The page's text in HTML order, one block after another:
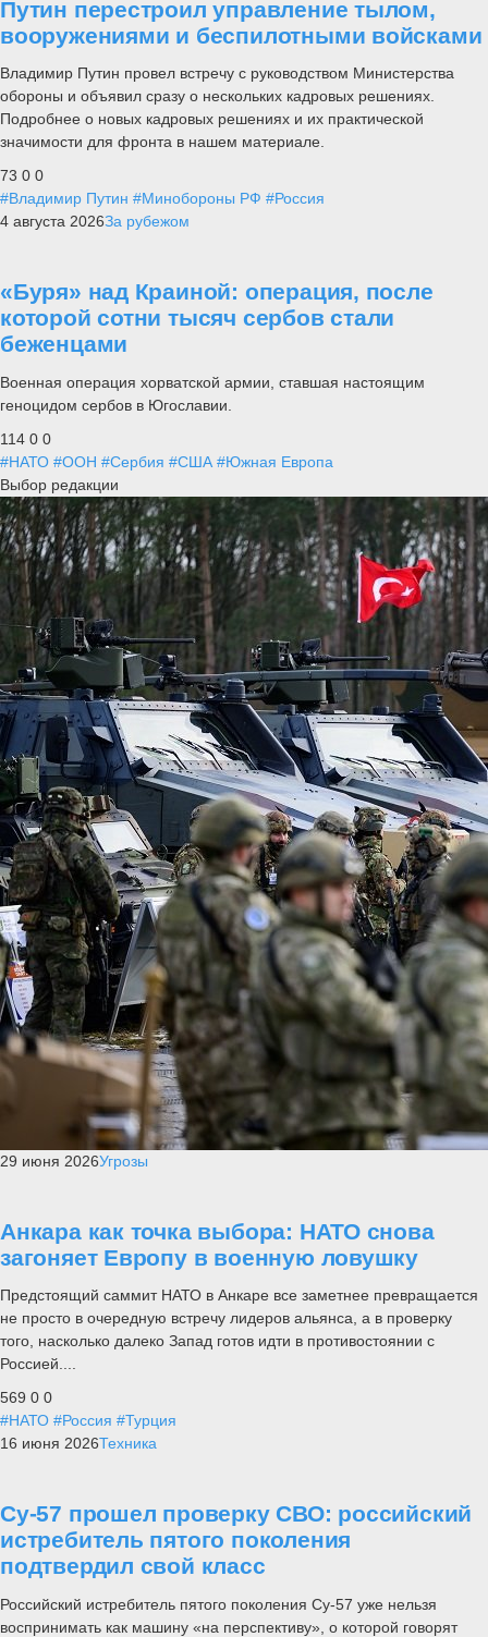
Путин перестроил управление тылом,
вооружениями и беспилотными войсками
Владимир Путин провел встречу с руководством Министерства
обороны и объявил сразу о нескольких кадровых решениях.
Подробнее о новых кадровых решениях и их практической
значимости для фронта в нашем материале.
73 0 0
#Владимир Путин #Минобороны РФ #Россия
4 августа 2026За рубежом
«Буря» над Краиной: операция, после
которой сотни тысяч сербов стали
беженцами
Военная операция хорватской армии, ставшая настоящим
геноцидом сербов в Югославии.
114 0 0
#НАТО #ООН #Сербия #США #Южная Европа
Выбор редакции
29 июня 2026Угрозы
Анкара как точка выбора: НАТО снова
загоняет Европу в военную ловушку
Предстоящий саммит НАТО в Анкаре все заметнее превращается
не просто в очередную встречу лидеров альянса, а в проверку
того, насколько далеко Запад готов идти в противостоянии с
Россией....
569 0 0
#НАТО #Россия #Турция
16 июня 2026Техника
Су-57 прошел проверку СВО: российский
истребитель пятого поколения
подтвердил свой класс
Российский истребитель пятого поколения Су-57 уже нельзя
воспринимать как машину «на перспективу», о которой говорят